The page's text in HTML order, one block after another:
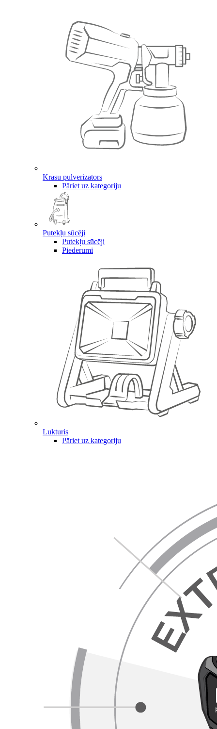
Krāsu pulverizators
Pāriet uz kategoriju
Putekļu sūcēji
Putekļu sūcēji
Piederumi
Lukturis
Pāriet uz kategoriju